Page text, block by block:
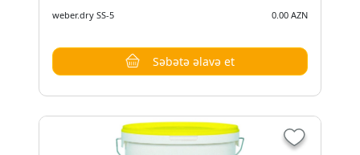
weber.dry SS-5 0.00 AZN
Səbətə əlavə et